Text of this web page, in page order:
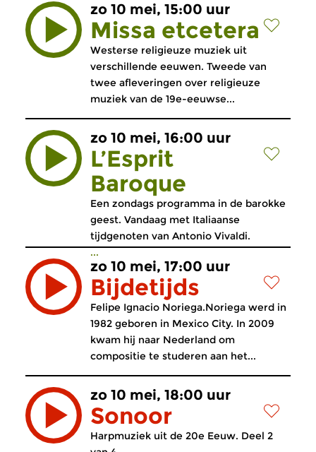
zo 10 mei, 15:00 uur
Missa etcetera
Westerse religieuze muziek uit
verschillende eeuwen. Tweede van
twee afleveringen over religieuze
muziek van de 19e-eeuwse...
zo 10 mei, 16:00 uur
L’Esprit
Baroque
Een zondags programma in de barokke
geest. Vandaag met Italiaanse
tijdgenoten van Antonio Vivaldi.
...
zo 10 mei, 17:00 uur
Bijdetijds
Felipe Ignacio Noriega.Noriega werd in
1982 geboren in Mexico City. In 2009
kwam hij naar Nederland om
compositie te studeren aan het...
zo 10 mei, 18:00 uur
Sonoor
Harpmuziek uit de 20e Eeuw. Deel 2